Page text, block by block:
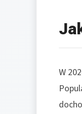
W